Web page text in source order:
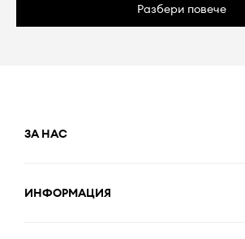
Разбери повече
ЗА НАС
ИНФОРМАЦИЯ